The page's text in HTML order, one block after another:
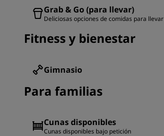
Grab & Go (para llevar)
Deliciosas opciones de comidas para llevar
Fitness y bienestar
Gimnasio
Para familias
Cunas disponibles
Cunas disponibles bajo petición